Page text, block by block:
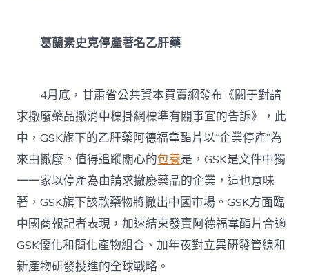
時〉
中
葛蘭素史克停產著名乙肝藥
4月底，甘肅省公共資本買賣網發布《關于對請
求撤廢藥品撤消中標掛網標準有關事宜的告訴》，此
中，GSK旗下的乙肝藥阿德福韋酯片以“企業停產”為
來由撤廢。值得追蹤關心的包養是，GSK是文件中獨
一一家以停產為由請求撤廢藥品的企業，這也意味
著，GSK旗下該款藥物將撤出中國市場。GSK方面臨
中國商報記者表現，加速結束發賣阿德福韋酯片合適
GSK優化和簡化產物組合、加年夜對立異研發管線和
新產物研發投進的全球戰略。